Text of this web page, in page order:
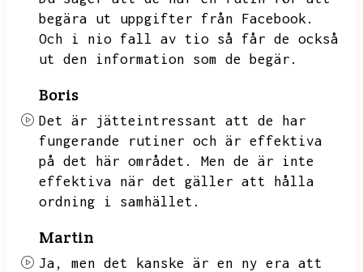
begära ut uppgifter från Facebook.
Och i nio fall av tio så får de också
ut den information som de begär.
Boris
Det är jätteintressant att de har
fungerande rutiner och är effektiva
på det här området.
Men de är inte
effektiva när det gäller att hålla
ordning i samhället.
Martin
Ja,
men det kanske är en ny era att